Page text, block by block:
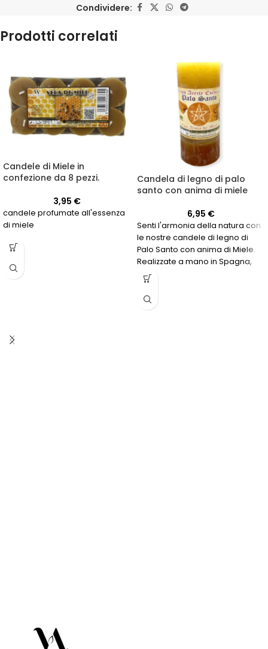
Condividere:
Prodotti correlati
Candele di Miele in
confezione da 8 pezzi.
3,95 €
candele profumate all'essenza
di miele
Candela di legno di palo
santo con anima di miele
6,95 €
Senti l'armonia della natura con
le nostre candele di legno di
Palo Santo con anima di Miele.
Realizzate a mano in Spagna,
con una durata di 60 ore.